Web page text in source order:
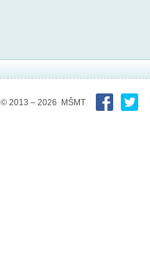
© 2013 – 2026 MŠMT